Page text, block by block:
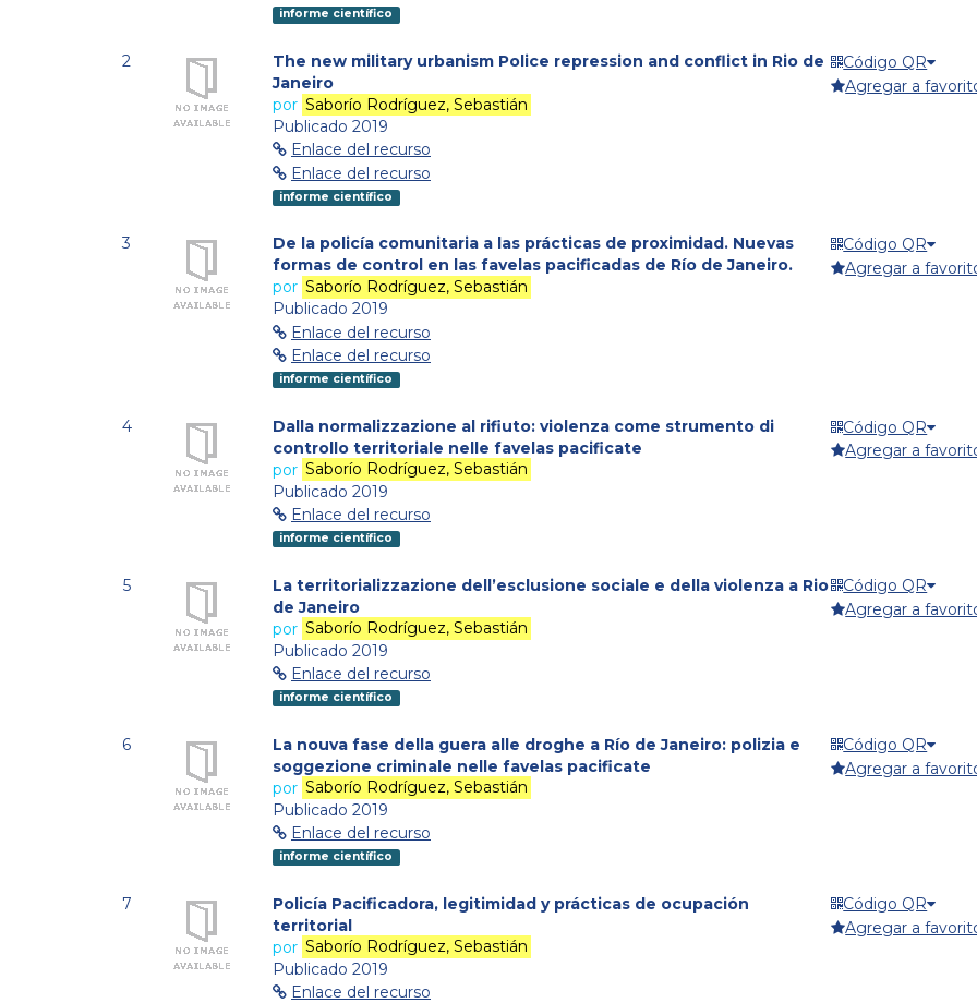
informe científico
2
The new military urbanism Police repression and conflict in Rio de
Janeiro
por Saborío Rodríguez, Sebastián
Publicado 2019
Enlace del recurso
Enlace del recurso
informe científico
Código QR
Agregar a
3
De la policía comunitaria a las prácticas de proximidad. Nuevas
formas de control en las favelas pacificadas de Río de Janeiro.
por Saborío Rodríguez, Sebastián
Publicado 2019
Enlace del recurso
Enlace del recurso
informe científico
Código QR
Agregar a
4
Dalla normalizzazione al rifiuto: violenza come strumento di
controllo territoriale nelle favelas pacificate
por Saborío Rodríguez, Sebastián
Publicado 2019
Enlace del recurso
informe científico
Código QR
Agregar a
5
La territorializzazione dell’esclusione sociale e della violenza a Rio
de Janeiro
por Saborío Rodríguez, Sebastián
Publicado 2019
Enlace del recurso
informe científico
Código QR
Agregar a
6
La nouva fase della guera alle droghe a Río de Janeiro: polizia e
soggezione criminale nelle favelas pacificate
por Saborío Rodríguez, Sebastián
Publicado 2019
Enlace del recurso
informe científico
Código QR
Agregar a
7
Policía Pacificadora, legitimidad y prácticas de ocupación
territorial
por Saborío Rodríguez, Sebastián
Publicado 2019
Enlace del recurso
Código QR
Agregar a